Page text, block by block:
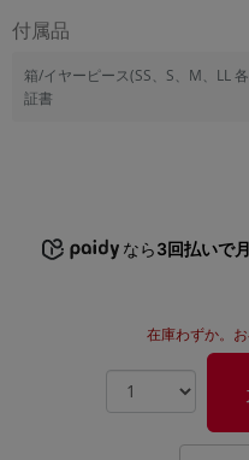
付属品
箱/イヤーピース(SS、S、M、LL
証書
なら3回払いで
在庫わずか。
製造、販売メーカーの絞り込み
「Apple」「SONY」「SHARP」など
ドライブの絞り込み
「新品」「未使用」「中古」など